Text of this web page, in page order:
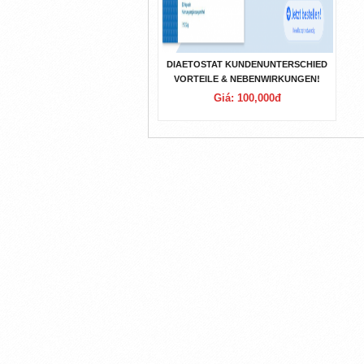
DIAETOSTAT KUNDENUNTERSCHIED
VORTEILE & NEBENWIRKUNGEN!
Giá: 100,000đ